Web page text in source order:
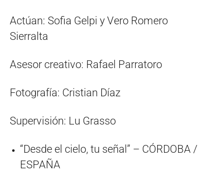
Actúan: Sofia Gelpi y Vero Romero
Sierralta
Asesor creativo: Rafael Parratoro
Fotografía: Cristian Díaz
Supervisión: Lu Grasso
“Desde el cielo, tu señal” – CÓRDOBA /
ESPAÑA